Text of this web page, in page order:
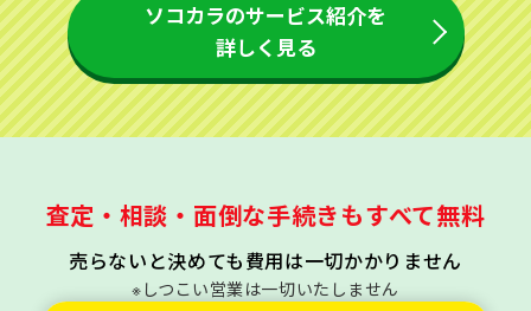
ソコカラのサービス紹介を
詳しく見る
査定・相談・面倒な手続きもすべて無料
売らないと決めても費用は一切かかりません
※しつこい営業は一切いたしません